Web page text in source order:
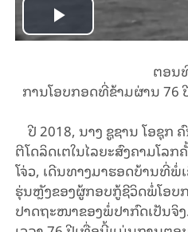
Play
ຕອນ​
ການໂອບກອດທີ່ຂ້າມຜ່ານ 76
ປີ 2018, ນາງ ຊູຊານ ໂອຊຸກ
ຕີໂດລິດເຕໃນໄລຍະສົງຄາມໂລ
ໂຈ່ວ, ເດີນທາງມາຮອດບ້ານທີ່ພໍ່
ຮຸ່ນຫຼັງຂອງຜູ້ກອບກູ້ຊີວິດພໍ່ໂອບ
ປາດຖະໜາຂອງພໍ່ປາກົດເປັນ